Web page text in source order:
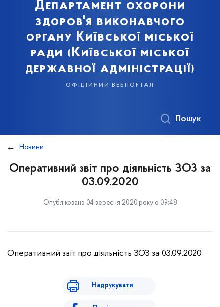
Департамент охорони
здоров'я виконавчого
органу Київської міської
ради (Київської міської
державної адміністрації)
офіційний вебпортал
Пошук
Новини
Оперативний звіт про діяльність ЗОЗ за
03.09.2020
Опубліковано 04 вересня 2020 року о 09:48
Оперативний звіт про діяльність ЗОЗ за 03.09.2020
Надрукувати